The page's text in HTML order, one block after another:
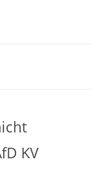
KV